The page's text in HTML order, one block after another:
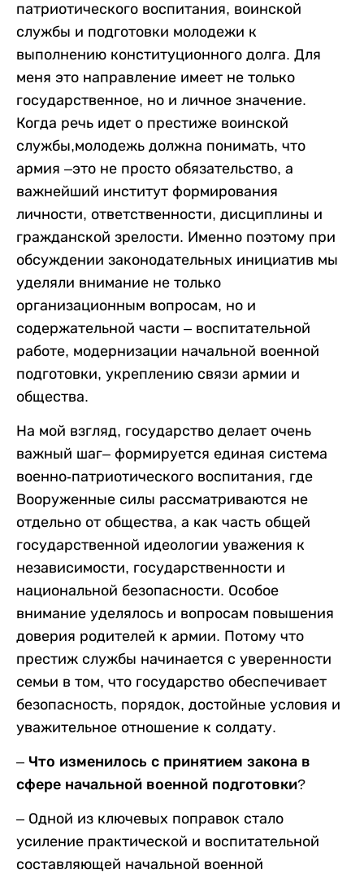
патриотического воспитания, воинской
службы и подготовки молодежи к
выполнению конституционного долга. Для
меня это направление имеет не только
государственное, но и личное значение.
Когда речь идет о престиже воинской
службы,молодежь должна понимать, что
армия –это не просто обязательство, а
важнейший институт формирования
личности, ответственности, дисциплины и
гражданской зрелости. Именно поэтому при
обсуждении законодательных инициатив мы
уделяли внимание не только
организационным вопросам, но и
содержательной части – воспитательной
работе, модернизации начальной военной
подготовки, укреплению связи армии и
общества.
На мой взгляд, государство делает очень
важный шаг– формируется единая система
военно-патриотического воспитания, где
Вооруженные силы рассматриваются не
отдельно от общества, а как часть общей
государственной идеологии уважения к
независимости, государственности и
национальной безопасности. Особое
внимание уделялось и вопросам повышения
доверия родителей к армии. Потому что
престиж службы начинается с уверенности
семьи в том, что государство обеспечивает
безопасность, порядок, достойные условия и
уважительное отношение к солдату.
– Что изменилось с принятием закона в
сфере начальной военной подготовки?
– Одной из ключевых поправок стало
усиление практической и воспитательной
составляющей начальной военной